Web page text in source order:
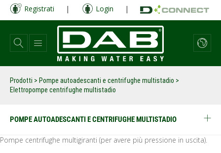
Salta
contenuto
principale
Registrati | Login |
Prodotti > Pompe autoadescanti e centrifughe multistadio >
Elettropompe centrifughe multistadio
POMPE AUTOADESCANTI E CENTRIFUGHE MULTISTADIO
Pompe centrifughe multigiranti (per avere più pressione in uscita).